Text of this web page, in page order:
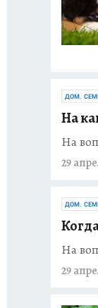
ДОМ.
На
На
29
ДОМ.
На
29